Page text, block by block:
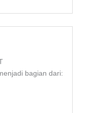
bagian dari: